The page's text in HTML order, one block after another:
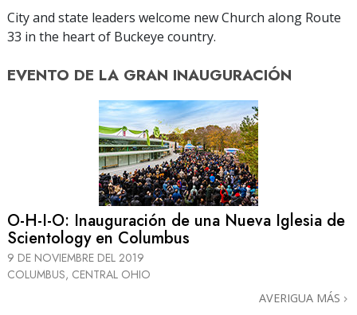
City and state leaders welcome new Church along Route
33 in the heart of Buckeye country.
EVENTO DE LA GRAN INAUGURACIÓN
O-H-I-O: Inauguración de una Nueva Iglesia de
Scientology en Columbus
9 DE NOVIEMBRE DEL 2019
COLUMBUS, CENTRAL OHIO
AVERIGUA MÁS